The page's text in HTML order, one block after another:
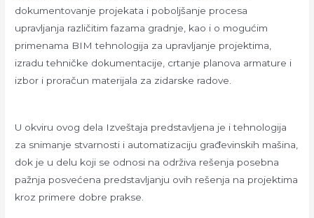
dokumentovanje projekata i poboljšanje procesa
upravljanja različitim fazama gradnje, kao i o mogućim
primenama BIM tehnologija za upravljanje projektima,
izradu tehničke dokumentacije, crtanje planova armature i
izbor i proračun materijala za zidarske radove.
U okviru ovog dela Izveštaja predstavljena je i tehnologija
za snimanje stvarnosti i automatizaciju građevinskih mašina,
dok je u delu koji se odnosi na održiva rešenja posebna
pažnja posvećena predstavljanju ovih rešenja na projektima
kroz primere dobre prakse.